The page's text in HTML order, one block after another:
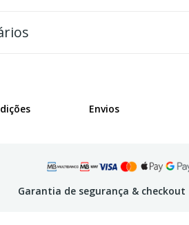
Envios
Garantia de segurança & checkout